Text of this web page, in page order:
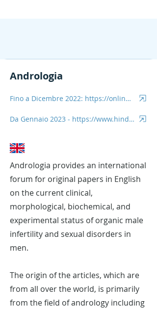
Andrologia
Fino a Dicembre 2022: https://onlinelibrary.wiley.com/journal/14390272
Da Gennaio 2023 - https://www.hindawi.com/journals/and/
Andrologia provides an international
forum for original papers in English
on the current clinical,
morphological, biochemical, and
experimental status of organic male
infertility and sexual disorders in
men.
The origin of the articles, which are
from all over the world, is primarily
from the field of andrology including